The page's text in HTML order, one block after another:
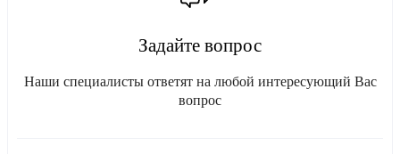
Задайте вопрос
Наши специалисты ответят на любой интересующий Вас
вопрос